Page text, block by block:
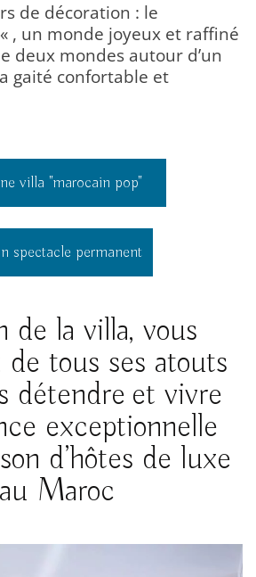
de décoration : le
« , un monde joyeux et raffiné
deux mondes autour d’un
gaité confortable et
villa "marocain pop"
spectacle permanent
de la villa, vous
tous ses atouts
détendre et vivre
exceptionnelle
d’hôtes de luxe
au Maroc